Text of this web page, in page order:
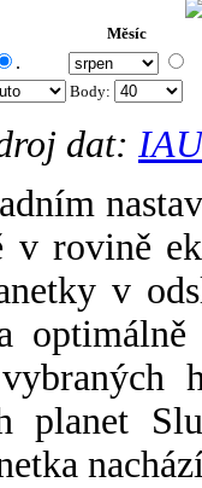
Měsíc
.
Body:
dat:
v rovině
v
planet